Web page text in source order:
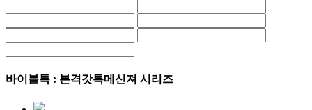
바이블톡 : 본격갓톡메신져 시리즈